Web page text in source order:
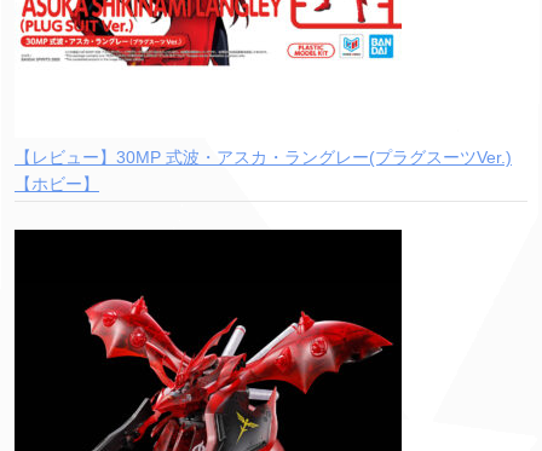
【レビュー】30MP 式波・アスカ・ラングレー(プラグスーツVer.)
【ホビー】